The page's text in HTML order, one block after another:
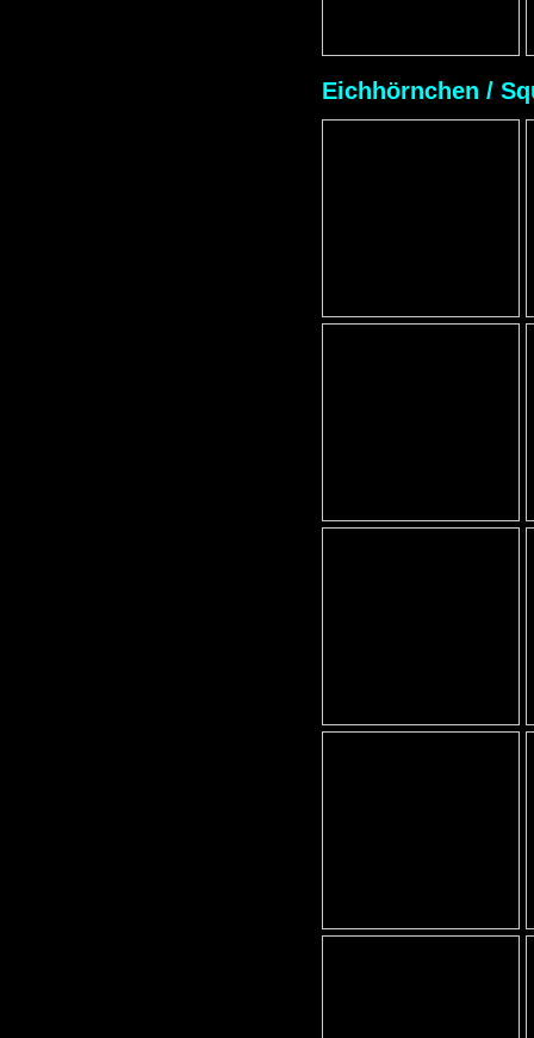
Eichhörnchen /